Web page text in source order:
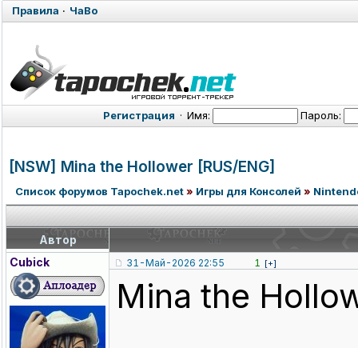
Правила · ЧаВо
Регистрация · Имя: Пароль:
[NSW] Mina the Hollower [RUS/ENG]
Список форумов Tapochek.net» Игры для Консолей »
Автор
Cubick
31-Май-2026 22:55 1 [+]
Mina the